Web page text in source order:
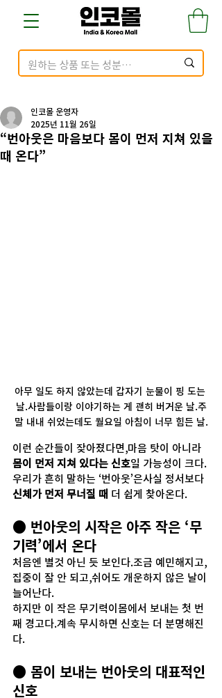
“번아웃은 마음보다 몸이 먼저 지쳐 있을
때 온다”
인코몰 운영자
2025년 11월 26일
아무 일도 하지 않았는데 갑자기 눈물이 핑 도는
날.사람들이랑 이야기하는 게 괜히 버거운 날.주
말 내내 쉬었는데도 월요일 아침이 너무 힘든 날.
이런 순간들이 잦아졌다면,마음 탓이 아니라
몸이 먼저 지쳐 있다는 신호일 가능성이 크다.
우리가 흔히 말하는 ‘번아웃’은사실 정서보다
신체가 먼저 무너질 때 더 쉽게 찾아온다.
● 번아웃의 시작은 아주 작은 ‘무
기력’에서 온다
처음엔 별것 아닌 듯 보인다.조금 예민해지고,
집중이 잘 안 되고,쉬어도 개운하지 않은 날이
늘어난다.
하지만 이 작은 무기력이몸에서 보내는 첫 번
째 경고다.계속 무시하면 신호는 더 분명해진
다.
● 몸이 보내는 번아웃의 대표적인
신호